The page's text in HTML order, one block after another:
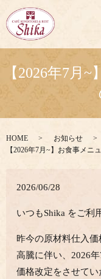
【2026年7月
HOME
お知らせ
【2026年7月~】お食事メニ
2026/06/28
いつもShika をご利
昨今の原材料仕入
高騰に伴い、2026
価格改定をさせてい